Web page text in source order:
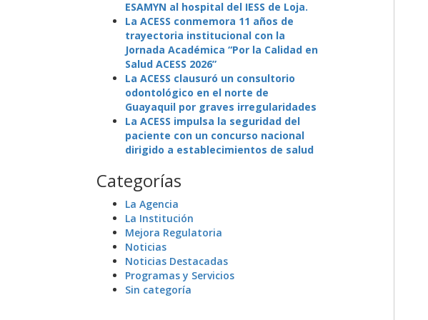
ESAMYN al hospital del IESS de Loja.
La ACESS conmemora 11 años de
trayectoria institucional con la
Jornada Académica “Por la Calidad en
Salud ACESS 2026”
La ACESS clausuró un consultorio
odontológico en el norte de
Guayaquil por graves irregularidades
La ACESS impulsa la seguridad del
paciente con un concurso nacional
dirigido a establecimientos de salud
Categorías
La Agencia
La Institución
Mejora Regulatoria
Noticias
Noticias Destacadas
Programas y Servicios
Sin categoría